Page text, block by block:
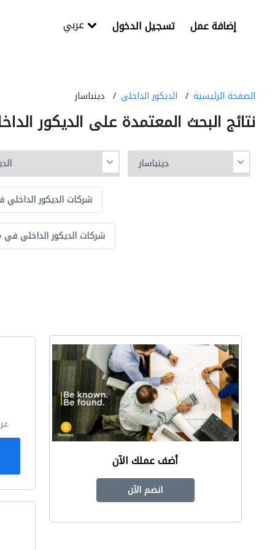
تسجيل الدخول إضافة عمل
الصفحة الرئيسية الديكور الداخلي دينباسار
نتائج البحث المعتمدة على الديكور
شركات الديكور الداخلي
شركات الديكور الداخلي في
أضف عملك الآن
انضم الآن